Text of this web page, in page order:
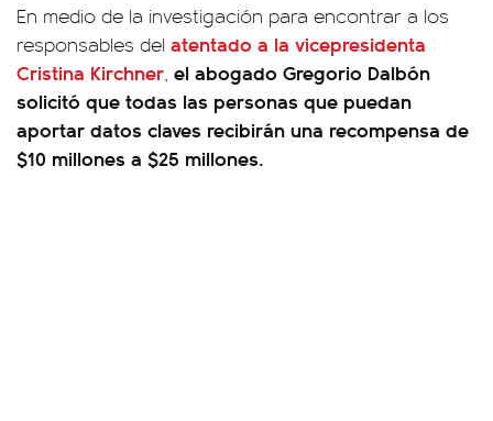
En medio de la investigación para encontrar a los
responsables del atentado a la vicepresidenta
Cristina Kirchner, el abogado Gregorio Dalbón
solicitó que todas las personas que puedan
aportar datos claves recibirán una recompensa de
$10 millones a $25 millones.